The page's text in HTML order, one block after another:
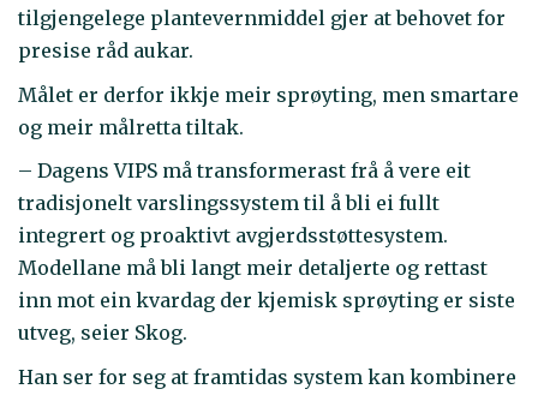
tilgjengelege plantevernmiddel gjer at behovet for
presise råd aukar.
Målet er derfor ikkje meir sprøyting, men smartare
og meir målretta tiltak.
– Dagens VIPS må transformerast frå å vere eit
tradisjonelt varslingssystem til å bli ei fullt
integrert og proaktivt avgjerdsstøttesystem.
Modellane må bli langt meir detaljerte og rettast
inn mot ein kvardag der kjemisk sprøyting er siste
utveg, seier Skog.
Han ser for seg at framtidas system kan kombinere